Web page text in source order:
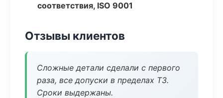
соответствия, ISO 9001
Отзывы клиентов
Сложные детали сделали с первого
раза, все допуски в пределах ТЗ.
Сроки выдержаны.